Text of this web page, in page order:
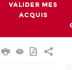
VALIDER MES
ACQUIS